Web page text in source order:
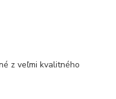
z veľmi kvalitného